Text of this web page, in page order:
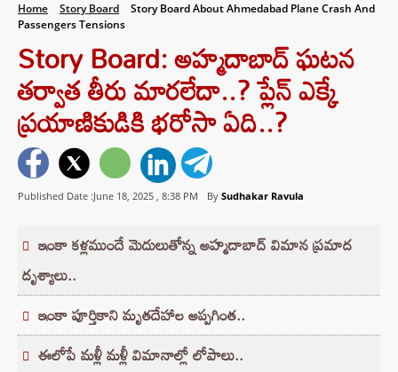
Home Story Board
Story Board About Ahmedabad Plane Crash And
Passengers Tensions
Story Board: అహ్మదాబాద్‌ ఘటన
తర్వాత తీరు మారలేదా..? ప్లేన్ ఎక్కే
ప్రయాణికుడికి భరోసా ఏది..?
Published Date :June 18, 2025 , 8:38 PM By Sudhakar Ravula
ఇంకా కళ్లముందే మెదులుతోన్న అహ్మదాబాద్‌ విమాన ప్రమాద
దృశ్యాలు..
ఇంకా పూర్తికాని మృతదేహాల అప్పగింత..
ఈలోపే మళ్లీ మళ్లీ విమానాల్లో లోపాలు..